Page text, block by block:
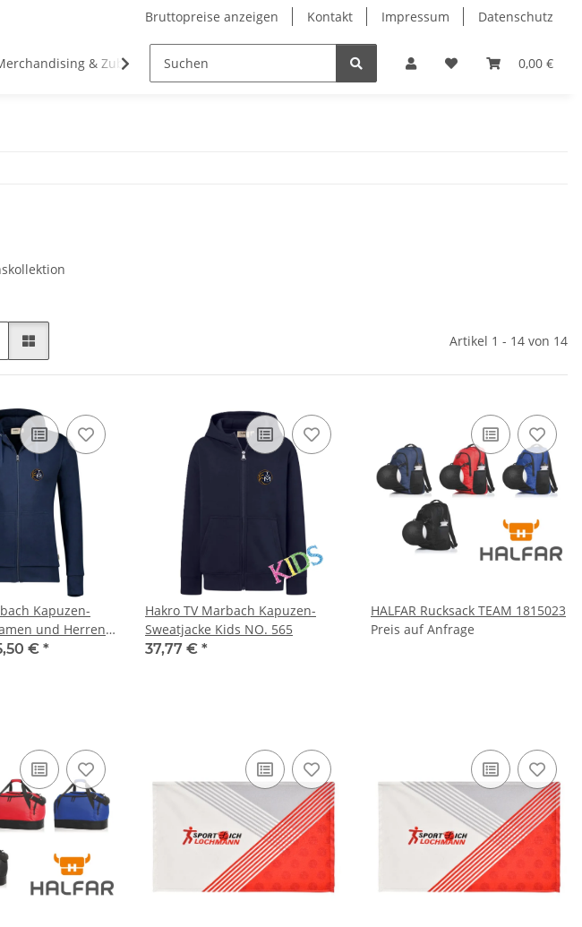
Bruttopreise anzeigen Kontakt Impressum Datenschutz
0,00 €
& Zubehör
Artikel 1 - 14 von 14
Kapuzen-
und Herren
€ *
Hakro TV Marbach Kapuzen-
Sweatjacke Kids NO. 565
37,77 € *
HALFAR Rucksack TEAM 1815023
Preis auf Anfrage